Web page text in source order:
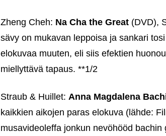
Zheng Cheh: Na Cha the Great (DVD),
sävy on mukavan leppoisa ja sankari
elokuvaa muuten, eli siis efektien
miellyttävä tapaus. **1/2
Straub & Huillet: Anna Magdalena
kaikkien aikojen paras elokuva (lähde:
musavideoleffa jonkun nevöhööd